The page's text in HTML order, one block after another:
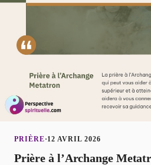
PRIÈRE·12 AVRIL 2026
Prière à l’Archange